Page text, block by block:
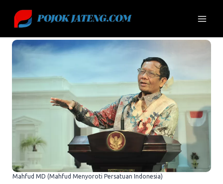
content
Mahfud MD (Mahfud Menyoroti Persatuan Indonesia)